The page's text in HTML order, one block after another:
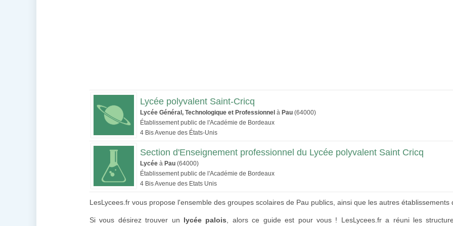
Lycée polyvalent Saint-Cricq
Lycée Général, Technologique et Professionnel à Pau (64000)
Établissement public de l'Académie de Bordeaux
4 Bis Avenue des États-Unis
Section d'Enseignement professionnel du Lycée polyvalent Saint Cricq
Lycée à Pau (64000)
Établissement public de l'Académie de Bordeaux
4 Bis Avenue des Etats Unis
LesLycees.fr vous propose l'ensemble des groupes scolaires de Pau publics, ainsi que les autres
Si vous désirez trouver un lycée palois , alors ce guide est pour vous ! LesLycees.fr a réuni les